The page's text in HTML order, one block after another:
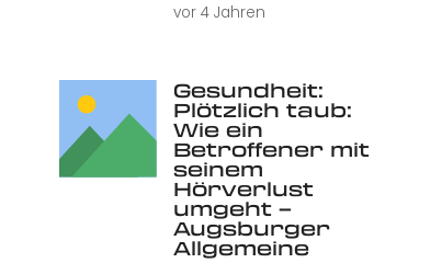
vor 4 Jahren
Gesundheit:
Plötzlich taub:
Wie ein
Betroffener mit
seinem
Hörverlust
umgeht –
Augsburger
Allgemeine